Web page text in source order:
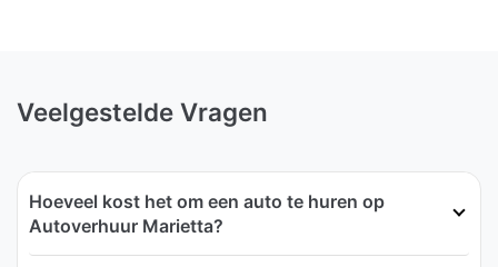
Veelgestelde Vragen
Hoeveel kost het om een auto te huren op
Autoverhuur Marietta?